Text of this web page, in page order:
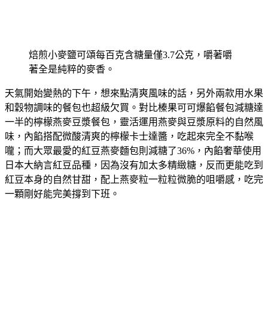
焙煎小麥鹽可頌每百克含糖量僅3.7公克，嚼著嚼
著全是純粹的麥香。
天氣開始變熱的下午，想來點清爽風味的話，另外兩款用水果
和穀物調味的餐包也超級欠買。對比榛果可可爆餡餐包減糖達
一半的檸檬燕麥豆漿餐包，靈活運用燕麥與豆漿原料的自然風
味，內餡搭配微酸清爽的檸檬卡士達醬，吃起來完全不黏喉
嚨；而大眾最愛的紅豆燕麥麵包則減糖了36%，內餡奢華使用
日本大納言紅豆品種，因為沒有加太多精緻糖，反而更能吃到
紅豆本身的自然甘甜，配上燕麥粒一粒粒微脆的咀嚼感，吃完
一顆剛好能完美撐到下班。